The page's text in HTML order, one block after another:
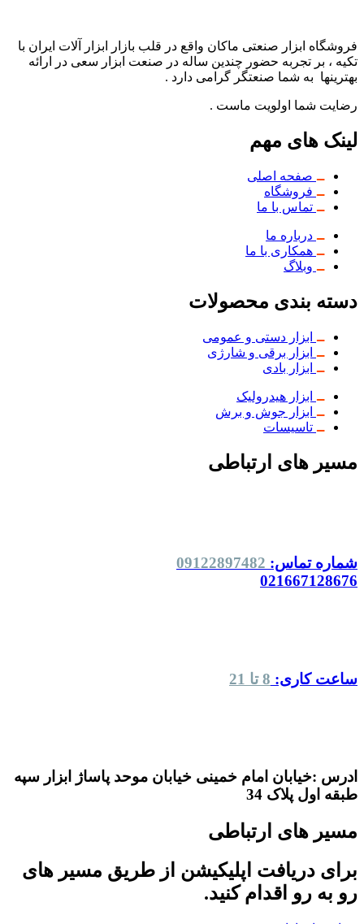
فروشگاه ابزار صنعتی ماکان واقع در قلب بازار ابزار آلات ایران با
تکیه ، بر تجربه حضور چندین ساله در صنعت ابزار سعی در ارائه
بهترینها به شما صنعتگر گرامی دارد .
رضایت شما اولویت ماست .
لینک های مهم
صفحه اصلی
فروشگاه
تماس با ما
درباره ما
همکاری با ما
وبلاگ
دسته بندی محصولات
ابزار دستی و عمومی
ابزار برقی و شارژی
ابزار بادی
ابزار هیدرولیک
ابزار جوش و برش
تاسیسات
مسیر های ارتباطی
شماره تماس: 09122897482
021667128676
ساعت کاری: 8 تا 21
ادرس :خیابان امام خمینی خیابان موحد پاساژ ابزار سپه
طبقه اول پلاک 34
مسیر های ارتباطی
برای دریافت اپلیکیشن از طریق مسیر های
رو به رو اقدام کنید.